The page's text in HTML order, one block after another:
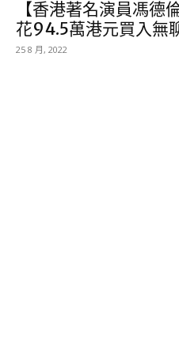
【香港著名演員馮德
花94.5萬港元買入無
25 8 月, 2022